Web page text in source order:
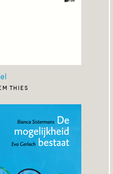
thies